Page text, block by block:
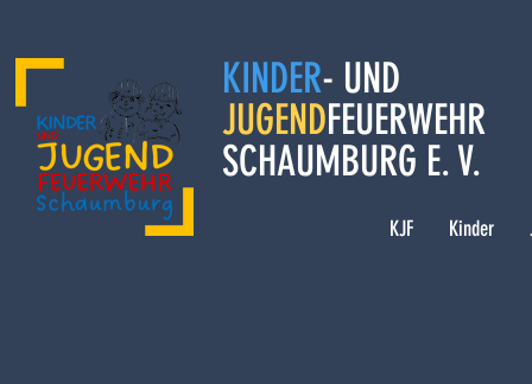
KINDER- UND
JUGENDFEUERWEHR
SCHAUMBURG E. V.
KJF Kinder